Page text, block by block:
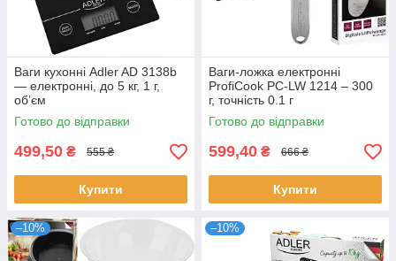
Ваги кухонні Adler AD 3138b
— електронні, до 5 кг, 1 г,
обʼєм
Готово до відправки
499,50 ₴ 555 ₴
Купити
Ваги-ложка електронні
ProfiCook PC-LW 1214 – 300
г, точність 0.1 г
Готово до відправки
599,40 ₴ 666 ₴
Купити
–10% –10%